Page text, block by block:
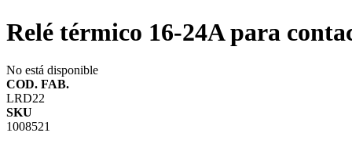
Relé térmico 16-24A para
No está disponible
COD. FAB.
LRD22
SKU
1008521